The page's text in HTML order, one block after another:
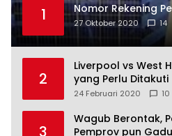
1 Nomor Rekening
27 Oktober 2020 14
2
Liverpool vs West
yang Perlu Ditakuti
24 Februari 2020 10
3
Wagub Berontak,
Pemprov pun